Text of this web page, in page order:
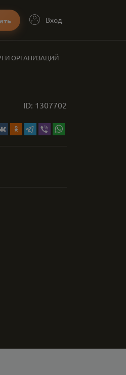
Вход
ОРГАНИЗАЦИЙ
ID: 1307702